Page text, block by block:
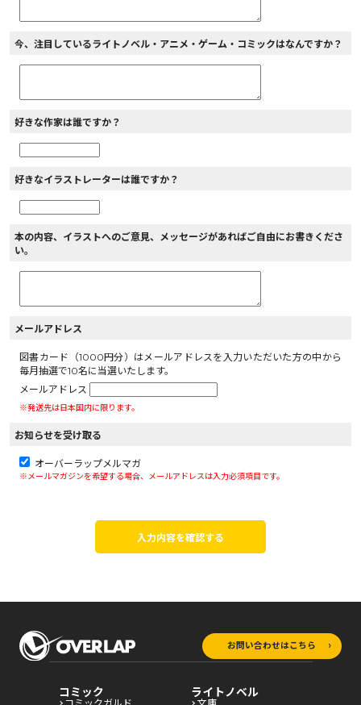
今、注目しているライトノベル・アニメ・ゲーム・コミックはなんですか？
好きな作家は誰ですか？
好きなイラストレーターは誰ですか？
本の内容、イラストへのご意見、メッセージがあればご自由にお書きくださ
い。
メールアドレス
図書カード（1000円分）はメールアドレスを入力いただいた方の中から
毎月抽選で10名に当選いたします。
メールアドレス
※発送先は日本国内に限ります。
お知らせを受け取る
オーバーラップメルマガ
※メールマガジンを希望する場合、メールアドレスは入力必須項目です。
入力内容を確認する
お問い合わせはこちら
コミック ライトノベル